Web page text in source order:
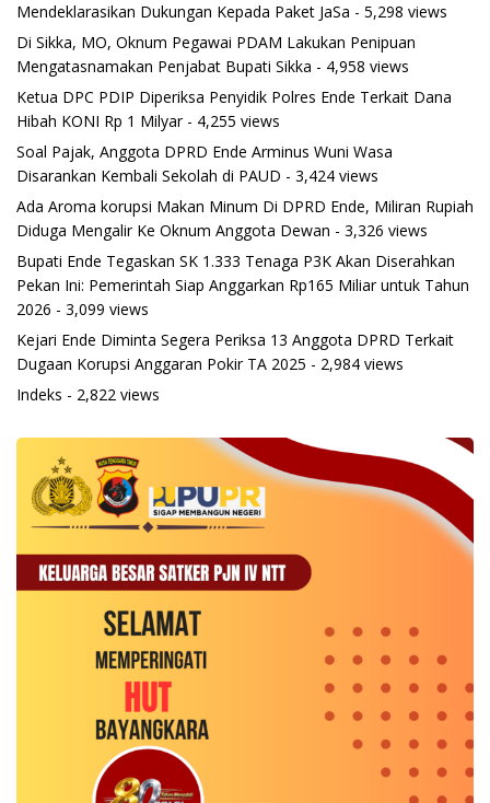
Mendeklarasikan Dukungan Kepada Paket JaSa - 5,298 views
Di Sikka, MO, Oknum Pegawai PDAM Lakukan Penipuan
Mengatasnamakan Penjabat Bupati Sikka - 4,958 views
Ketua DPC PDIP Diperiksa Penyidik Polres Ende Terkait Dana
Hibah KONI Rp 1 Milyar- 4,255 views
Soal Pajak, Anggota DPRD Ende Arminus Wuni Wasa
Disarankan Kembali Sekolah di PAUD - 3,424 views
Ada Aroma korupsi Makan Minum Di DPRD Ende, Miliran Rupiah
Diduga Mengalir Ke Oknum Anggota Dewan - 3,326 views
Bupati Ende Tegaskan SK 1.333 Tenaga P3K Akan Diserahkan
Pekan Ini: Pemerintah Siap Anggarkan Rp165 Miliar untuk Tahun
2026 - 3,099 views
Kejari Ende Diminta Segera Periksa 13 Anggota DPRD Terkait
Dugaan Korupsi Anggaran Pokir TA 2025 - 2,984 views
Indeks - 2,822 views